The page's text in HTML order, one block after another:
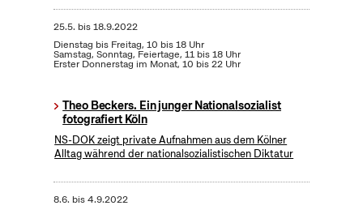
25.5. bis18.9.2022
Dienstag bis Freitag, 10 bis 18 Uhr
Samstag, Sonntag, Feiertage, 11 bis 18 Uhr
Erster Donnerstag im Monat, 10 bis 22 Uhr
Theo Beckers. Ein junger Nationalsozialist
fotografiert Köln
NS-DOK zeigt private Aufnahmen aus dem Kölner
Alltag während der nationalsozialistischen Diktatur
8.6. bis4.9.2022